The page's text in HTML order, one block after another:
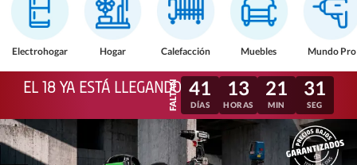
Electrohogar Hogar Calefacción Muebles Mundo Pro
EL 18 YA ESTÁ LLEGANDO 41
DÍAS
13
HORAS
21
MIN
28
SEG